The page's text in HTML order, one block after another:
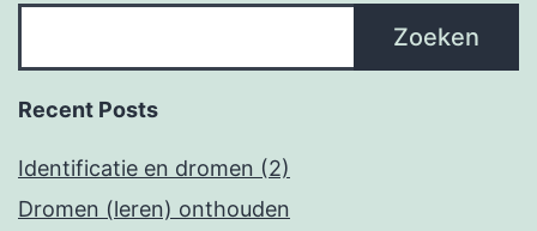
Zoeken
Recent Posts
Identificatie en dromen (2)
Dromen (leren) onthouden